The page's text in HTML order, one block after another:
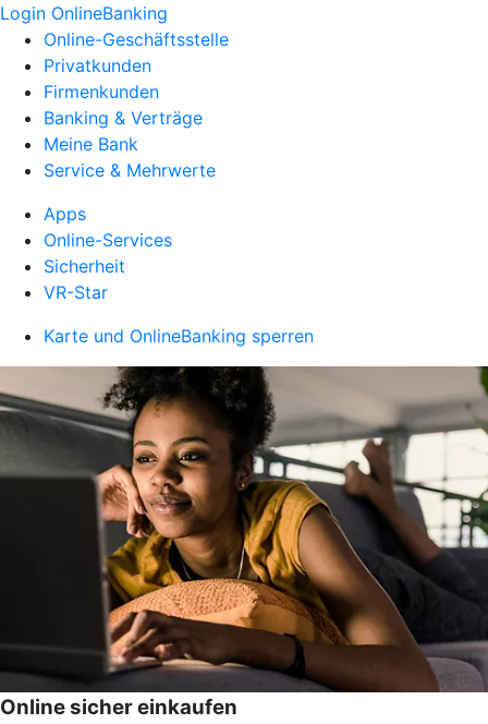
Login OnlineBanking
Online-Geschäftsstelle
Privatkunden
Firmenkunden
Banking & Verträge
Meine Bank
Service & Mehrwerte
Apps
Online-Services
Sicherheit
VR-Star
Karte und OnlineBanking sperren
Online sicher einkaufen